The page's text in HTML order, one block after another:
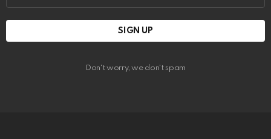
Don't worry, we don't spam